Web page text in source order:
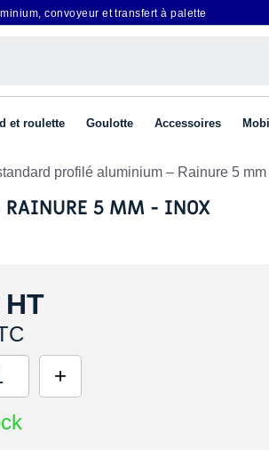
convoyeur et transfert à palette
et roulette Goulotte Accessoires
profilé aluminium – Rainure 5 mm
5 MM - INOX
HT